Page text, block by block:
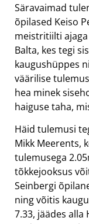
Säravaimad
õpilased Keiso
meistritiilti ajaga
Balta, kes tegi
kaugushüppes
väärilise
hea minek
haiguse taha,
Häid tulemusi
Mikk Meerents,
tulemusega
tõkkejooksus
Seinbergi
ning võitis
7.33, jäädes